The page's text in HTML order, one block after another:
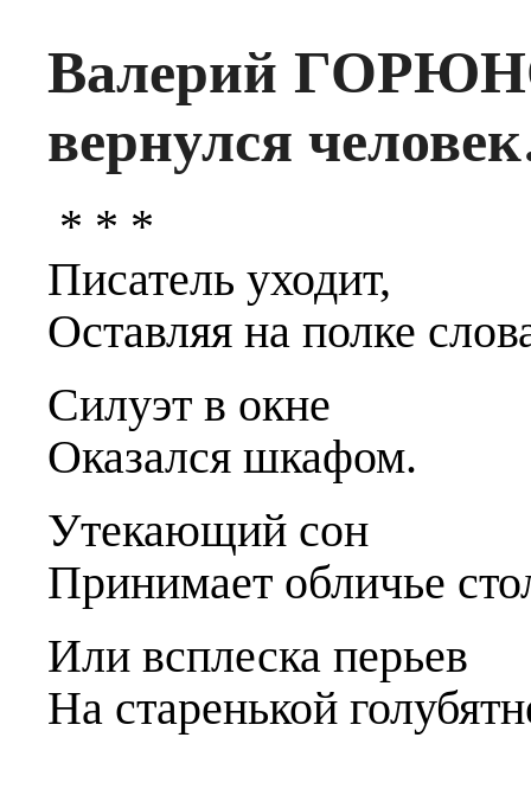
Валерий
вернулся
* * *
Писатель уходит,
Оставляя на полке слов
Силуэт в окне
Оказался шкафом.
Утекающий сон
Принимает обличье
Или всплеска перьев
На старенькой г